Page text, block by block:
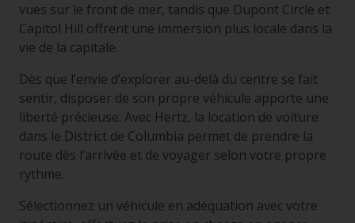
vues sur le front de mer, tandis que Dupont Circle et
Capitol Hill offrent une immersion plus locale dans la
vie de la capitale.
Dès que l’envie d’explorer au-delà du centre se fait
sentir, disposer de son propre véhicule apporte une
liberté précieuse. Avec Hertz, la location de voiture
dans le District de Columbia permet de prendre la
route dès l’arrivée et de voyager selon votre propre
rythme.
Sélectionnez un véhicule en adéquation avec votre